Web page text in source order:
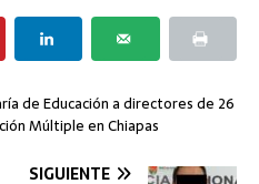
de Educación a directores de 26
Múltiple en Chiapas
SIGUIENTE